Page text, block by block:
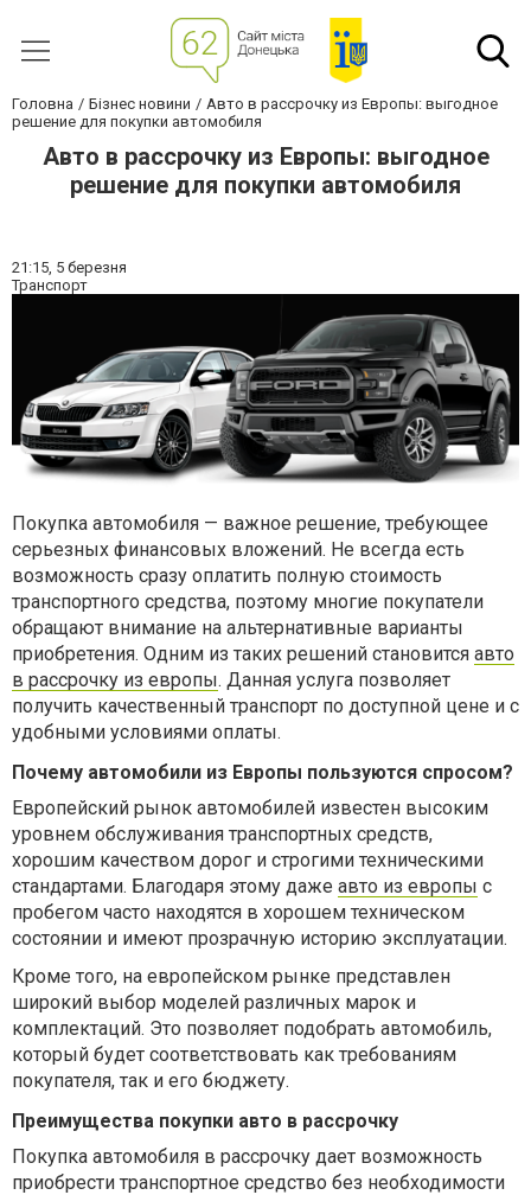
Головна Бізнес новини
Авто в рассрочку из Европы: выгодное
решение для покупки автомобиля
Авто в рассрочку из Европы: выгодное
решение для покупки автомобиля
21:15, 5 березня
Транспорт
Покупка автомобиля — важное решение, требующее
серьезных финансовых вложений. Не всегда есть
возможность сразу оплатить полную стоимость
транспортного средства, поэтому многие покупатели
обращают внимание на альтернативные варианты
приобретения. Одним из таких решений становится авто
в рассрочку из европы. Данная услуга позволяет
получить качественный транспорт по доступной цене и с
удобными условиями оплаты.
Почему автомобили из Европы пользуются спросом?
Европейский рынок автомобилей известен высоким
уровнем обслуживания транспортных средств,
хорошим качеством дорог и строгими техническими
стандартами. Благодаря этому даже авто из европы с
пробегом часто находятся в хорошем техническом
состоянии и имеют прозрачную историю эксплуатации.
Кроме того, на европейском рынке представлен
широкий выбор моделей различных марок и
комплектаций. Это позволяет подобрать автомобиль,
который будет соответствовать как требованиям
покупателя, так и его бюджету.
Преимущества покупки авто в рассрочку
Покупка автомобиля в рассрочку дает возможность
приобрести транспортное средство без необходимости